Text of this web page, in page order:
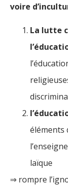
voire
La lutte
éléments
laïque
⇒ rompre